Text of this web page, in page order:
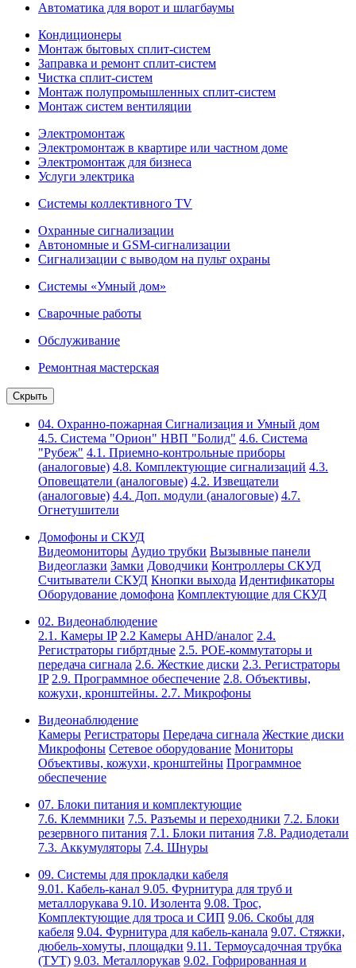
Автоматика для ворот и шлагбаумы
Кондиционеры
Монтаж бытовых сплит-систем
Заправка и ремонт сплит-систем
Чистка сплит-систем
Монтаж полупромышленных сплит-систем
Монтаж систем вентиляции
Электромонтаж
Электромонтаж в квартире или частном доме
Электромонтаж для бизнеса
Услуги электрика
Системы коллективного TV
Охранные сигнализации
Автономные и GSM-сигнализации
Сигнализации с выводом на пульт охраны
Системы «Умный дом»
Сварочные работы
Обслуживание
Ремонтная мастерская
Скрыть
04. Охранно-пожарная Сигнализация и Умный дом
4.5. Система "Орион" НВП "Болид" 4.6. Система
"Рубеж" 4.1. Приемно-контрольные приборы
(аналоговые) 4.8. Комплектующие сигнализаций 4.3.
Оповещатели (аналоговые) 4.2. Извещатели
(аналоговые) 4.4. Доп. модули (аналоговые) 4.7.
Огнетушители
Домофоны и СКУД
Видеомониторы Аудио трубки Вызывные панели
Видеоглазки Замки Доводчики Контроллеры СКУД
Считыватели СКУД Кнопки выхода Идентификаторы
Оборудование домофона Комплектующие для СКУД
02. Видеонаблюдение
2.1. Камеры IP 2.2 Камеры AHD/аналог 2.4.
Регистраторы гибртдные 2.5. РОЕ-коммутаторы и
передача сигнала 2.6. Жесткие диски 2.3. Регистраторы
IP 2.9. Программное обеспечение 2.8. Объективы,
кожухи, кронштейны. 2.7. Микрофоны
Видеонаблюдение
Камеры Регистраторы Передача сигнала Жесткие диски
Микрофоны Сетевое оборудование Мониторы
Объективы, кожухи, кронштейны Программное
обеспечение
07. Блоки питания и комплектующие
7.6. Клеммники 7.5. Разъемы и переходники 7.2. Блоки
резервного питания 7.1. Блоки питания 7.8. Радиодетали
7.3. Аккумуляторы 7.4. Шнуры
09. Системы для прокладки кабеля
9.01. Кабель-канал 9.05. Фурнитура для труб и
металлорукава 9.10. Изолента 9.08. Трос,
Комплектующие для троса и СИП 9.06. Скобы для
кабеля 9.04. Фурнитура для кабель-канала 9.07. Стяжки,
дюбель-хомуты, площадки 9.11. Термоусадочная трубка
(ТУТ) 9.03. Металлорукав 9.02. Гофрированная и